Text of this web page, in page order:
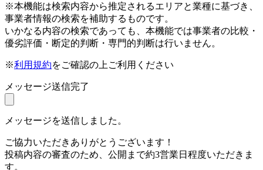
※本機能は検索内容から推定されるエリアと業種に基づき、
事業者情報の検索を補助するものです。
いかなる内容の検索であっても、本機能では事業者の比較・
優劣評価・断定的判断・専門的判断は行いません。
※利用規約をご確認の上ご利用ください
メッセージ送信完了
メッセージを送信しました。
ご協力いただきありがとうございます！
投稿内容の審査のため、公開まで約3営業日程度いただきま
す。